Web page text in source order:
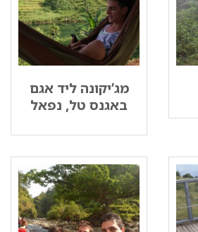
מג’יקונה ליד אגם
באגנס טל, נפאל